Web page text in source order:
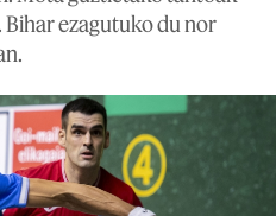
ezagutuko du nor